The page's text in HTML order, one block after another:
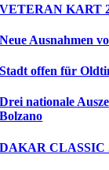
VETERAN KART
Neue Ausnahmen
Stadt offen für
Drei nationale
Bolzano
DAKAR CLASSIC